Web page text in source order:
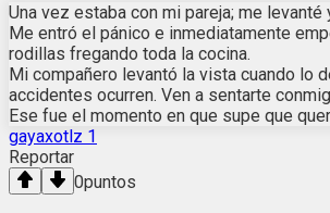
Una vez estaba con mi pareja; me
Me entró el pánico e inmediatamente
rodillas fregando toda la cocina.
Mi compañero levantó la vista cuando lo
accidentes ocurren. Ven a sentarte
Ese fue el momento en que supe que
gayaxotlz 1
Reportar
0puntos